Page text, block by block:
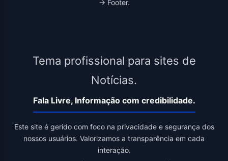
→ Footer.
Tema profissional para sites de
Notícias.
Fala Livre, Informação com credibilidade.
Este site é gerido com foco na privacidade e segurança dos
nossos usuários. Valorizamos a transparência em cada
interação.